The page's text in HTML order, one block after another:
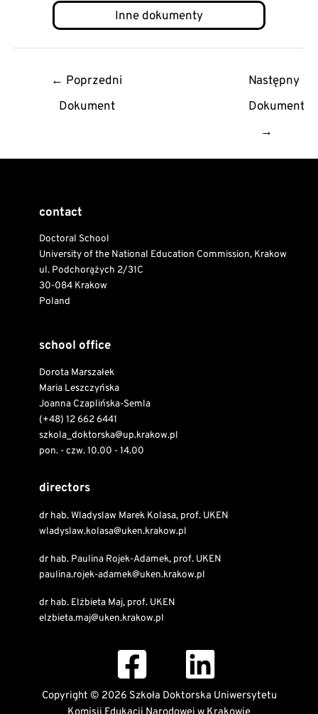
navigation
← Poprzedni
Dokument
Następny
Dokument
→
contact
Doctoral School
University of the National Education Commission, Krakow
ul. Podchorążych 2/31C
30-084 Krakow
Poland
school office
Dorota Marszałek
Maria Leszczyńska
Joanna Czaplińska-Semla
(+48) 12 662 6441
szkola_doktorska@up.krakow.pl
pon. - czw. 10.00 - 14.00
directors
dr hab. Wladyslaw Marek Kolasa, prof. UKEN
wladyslaw.kolasa@uken.krakow.pl
dr hab. Paulina Rojek-Adamek, prof. UKEN
paulina.rojek-adamek@uken.krakow.pl
dr hab. Elżbieta Maj, prof. UKEN
elzbieta.maj@uken.krakow.pl
Copyright © 2026 Szkoła Doktorska Uniwersytetu